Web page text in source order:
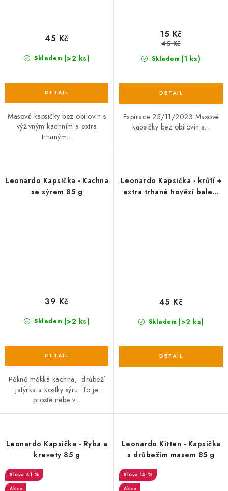
Skladem (>2 ks)
45 Kč
Masové kapsičky bez obilovin s
výživným kachním a extra
trhaným...
Skladem (1 ks)
15 Kč
45 Kč
Expirace 25/11/2023 Masové
kapsičky bez obilovin s...
Leonardo Kapsička - Kachna
se sýrem 85 g
Skladem (>2 ks)
39 Kč
Pěkně měkká kachna, drůbeží
jatýrka a kostky sýru. To je
prostě nebe v...
Leonardo Kapsička - krůtí +
extra trhané hovězí balení
Skladem (>2 ks)
45 Kč
Leonardo Kapsička - Ryba a
krevety 85 g
41 %
Akce
Leonardo Kitten - Kapsička
s drůbežím masem 85 g
15 %
Akce